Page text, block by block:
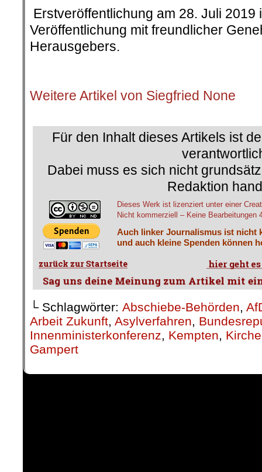
Erstveröffentlichung am 28. Juli 2019
Veröffentlichung mit freundlicher
Herausgebers.
Weitere Artikel von Siegfried None
Für den Inhalt dieses Artikels ist
Dabei muss es sich nicht
Redaktion
Dieses Werk ist lizenziert unter einer
Nicht kommerziell – Keine Bearbeitungen
Auch linker Journalismus ist nicht
und auch kleine Spenden können
└ Schlagwörter: Abschiebe-Behörden
Arbeit Zukunft Asylverfahren
Innenministerkonferenz
Kempten
Gampert